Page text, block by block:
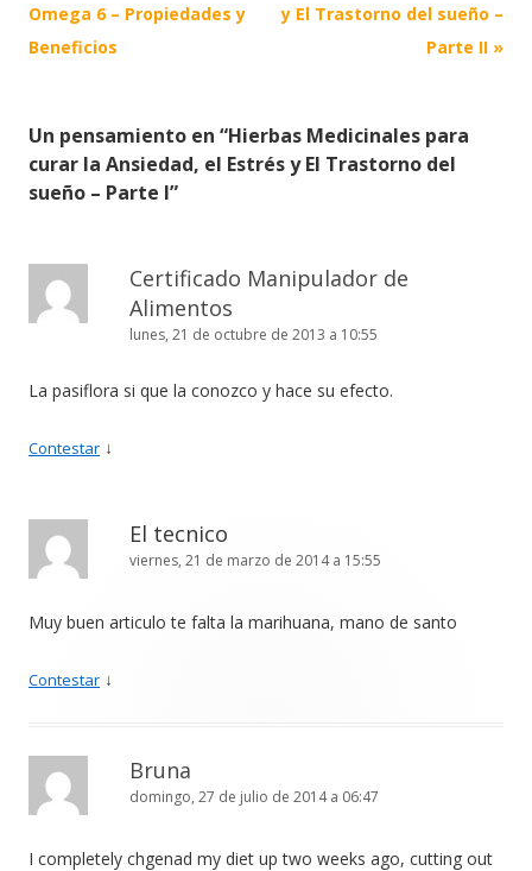
Publicaciones
Omega 6 – Propiedades y
Beneficios
y El Trastorno del sueño –
Parte II »
Un pensamiento en “Hierbas Medicinales para
curar la Ansiedad, el Estrés y El Trastorno del
sueño – Parte I”
Certificado Manipulador de
Alimentos
lunes, 21 de octubre de 2013 a 10:55
La pasiflora si que la conozco y hace su efecto.
Contestar ↓
El tecnico
viernes, 21 de marzo de 2014 a 15:55
Muy buen articulo te falta la marihuana, mano de santo
Contestar ↓
Bruna
domingo, 27 de julio de 2014 a 06:47
I completely chgenad my diet up two weeks ago, cutting out